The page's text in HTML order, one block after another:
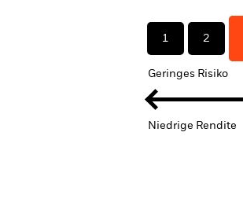
1 2
Geringes Risiko
Niedrige Rendite